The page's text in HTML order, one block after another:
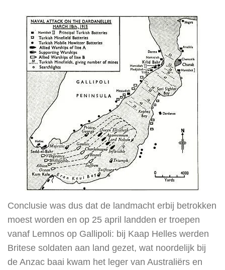
Conclusie was dus dat de landmacht erbij betrokken
moest worden en op 25 april landden er troepen
vanaf Lemnos op Gallipoli: bij Kaap Helles werden
Britese soldaten aan land gezet, wat noordelijk bij
de Anzac baai kwam het leger van Australiërs en